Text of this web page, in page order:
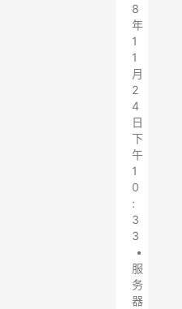
8
年
1
1
月
2
4
日
下
午
1
0
:
3
3
•
服
务
器